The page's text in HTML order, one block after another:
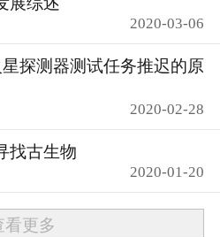
2020-03-06
探测器测试任务推迟的原
2020-02-28
找古生物
2020-01-20
看更多